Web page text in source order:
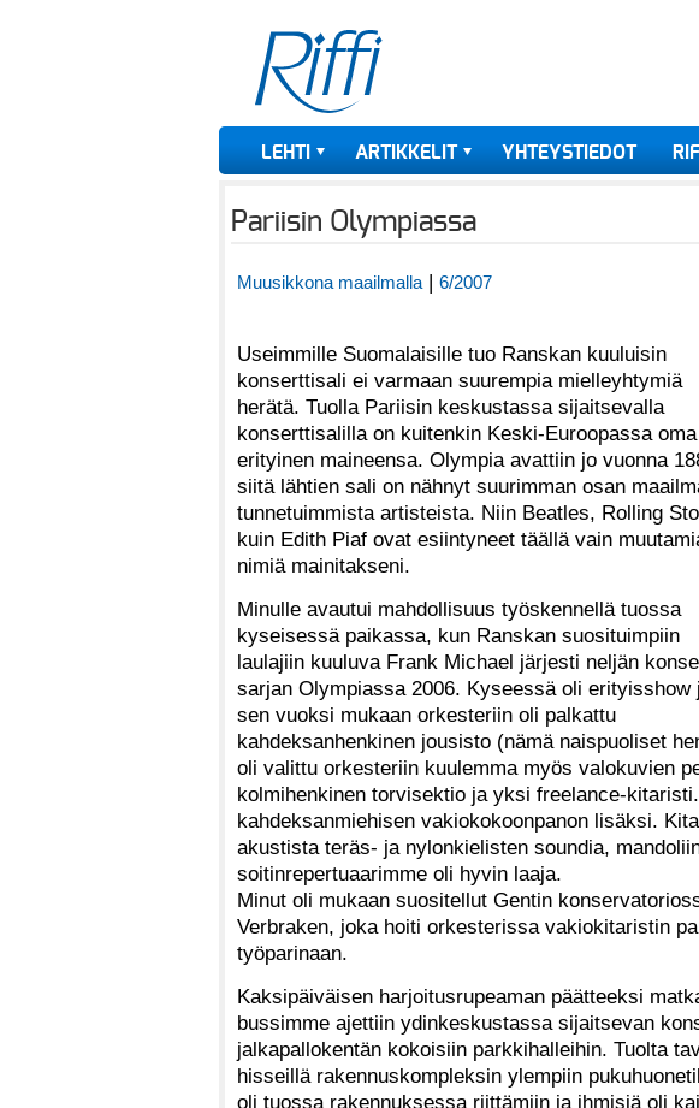
LEHTI ARTIKKELIT YHTEYSTIEDOT
Pariisin Olympiassa
Muusikkona maailmalla| 6/2007
Useimmille Suomalaisille tuo Ranskan kuuluisin
konserttisali ei varmaan suurempia mielleyhtymiä
herätä. Tuolla Pariisin keskustassa sijaitsevalla
konserttisalilla on kuitenkin Keski-Euroopassa oma
erityinen maineensa. Olympia avattiin jo vuonna
siitä lähtien sali on nähnyt suurimman osan
tunnetuimmista artisteista. Niin Beatles, Rolling
kuin Edith Piaf ovat esiintyneet täällä vain
nimiä mainitakseni.
Minulle avautui mahdollisuus työskennellä tuossa
kyseisessä paikassa, kun Ranskan suosituimpiin
laulajiin kuuluva Frank Michael järjesti neljän
sarjan Olympiassa 2006. Kyseessä oli erityisshow
sen vuoksi mukaan orkesteriin oli palkattu
kahdeksanhenkinen jousisto (nämä naispuoliset
oli valittu orkesteriin kuulemma myös valokuvien
kolmihenkinen torvisektio ja yksi freelance-
kahdeksanmiehisen vakiokokoonpanon lisäksi.
akustista teräs- ja nylonkielisten soundia,
soitinrepertuaarimme oli hyvin laaja.
Minut oli mukaan suositellut Gentin
Verbraken, joka hoiti orkesterissa vakiokitaristin
työparinaan.
Kaksipäiväisen harjoitusrupeaman päätteeksi
bussimme ajettiin ydinkeskustassa sijaitsevan
jalkapallokentän kokoisiin parkkihalleihin. Tuolta
hisseillä rakennuskompleksin ylempiin
oli tuossa rakennuksessa riittämiin ja ihmisiä oli